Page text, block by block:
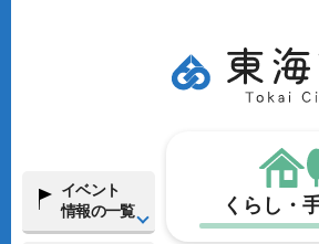
くらし・
イベント
情報の一覧